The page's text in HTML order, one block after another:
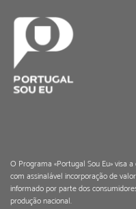
O Programa «Portugal Sou Eu» visa
com assinalável incorporação de
informado por parte dos
produção nacional.